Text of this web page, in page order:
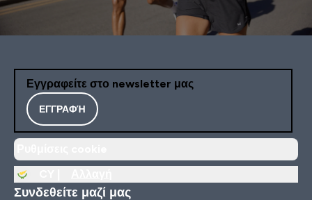
Εγγραφείτε στο newsletter μας
ΕΓΓΡΑΦΉ
Συνδεθείτε μαζί μας